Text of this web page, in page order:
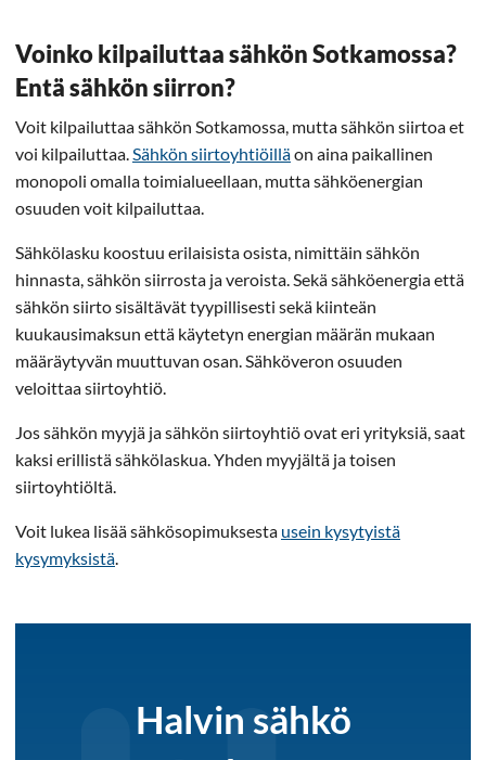
Voinko kilpailuttaa sähkön Sotkamossa?
Entä sähkön siirron?
Voit kilpailuttaa sähkön Sotkamossa, mutta sähkön siirtoa et
voi kilpailuttaa.Sähkön siirtoyhtiöilläon aina paikallinen
monopoli omalla toimialueellaan, mutta sähköenergian
osuuden voit kilpailuttaa.
Sähkölasku koostuu erilaisista osista, nimittäin sähkön
hinnasta, sähkön siirrosta ja veroista. Sekä sähköenergia että
sähkön siirto sisältävät tyypillisesti sekä kiinteän
kuukausimaksun että käytetyn energian määrän mukaan
määräytyvän muuttuvan osan. Sähköveron osuuden
veloittaa siirtoyhtiö.
Jos sähkön myyjä ja sähkön siirtoyhtiö ovat eri yrityksiä, saat
kaksi erillistä sähkölaskua. Yhden myyjältä ja toisen
siirtoyhtiöltä.
Voit lukea lisää sähkösopimuksesta usein kysytyistä
kysymyksistä.
Halvin sähkö